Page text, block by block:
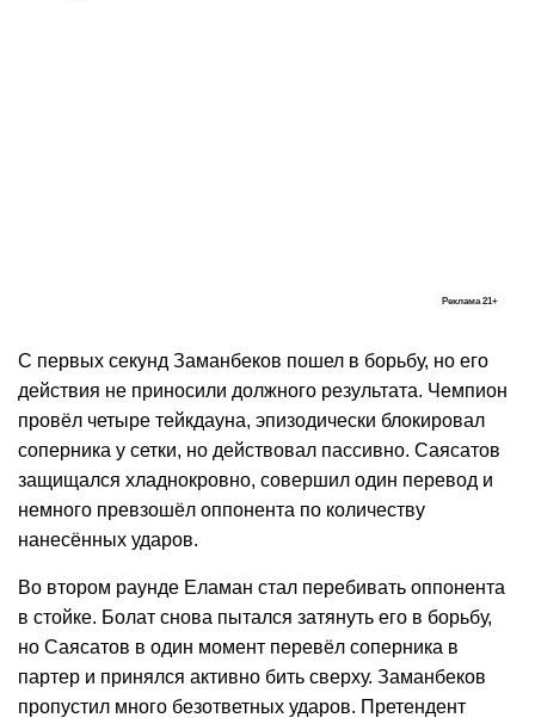
Реклама 21+
С первых секунд Заманбеков пошел в борьбу, но его
действия не приносили должного результата. Чемпион
провёл четыре тейкдауна, эпизодически блокировал
соперника у сетки, но действовал пассивно. Саясатов
защищался хладнокровно, совершил один перевод и
немного превзошёл оппонента по количеству
нанесённых ударов.
Во втором раунде Еламан стал перебивать оппонента
в стойке. Болат снова пытался затянуть его в борьбу,
но Саясатов в один момент перевёл соперника в
партер и принялся активно бить сверху. Заманбеков
пропустил много безответных ударов. Претендент